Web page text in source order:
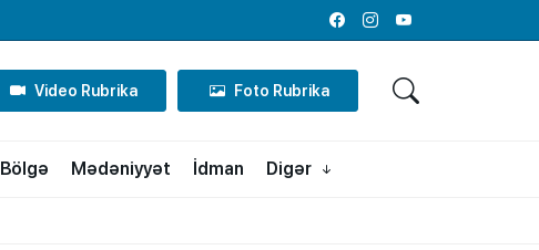
FacebookInstagramYoutube
Video Rubrika Foto Rubrika
Bölgə Mədəniyyət İdman Digər